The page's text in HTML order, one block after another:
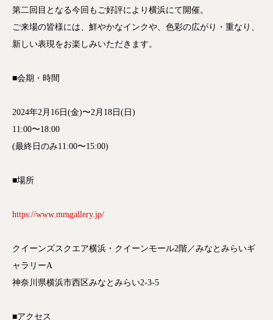
第二回目となる今回もご好評により横浜にて開催。
ご来場の皆様には、鮮やかなインクや、色彩の広がり・重なり、
新しい表現をお楽しみいただきます。
■会期・時間
2024年2月16日(金)〜2月18日(日)
11:00〜18:00
(最終日のみ11:00〜15:00)
■場所
https://www.mmgallery.jp/
クイーンズスクエア横浜・クイーンモール2階／みなとみらいギ
ャラリーA
神奈川県横浜市西区みなとみらい2-3-5
■アクセス